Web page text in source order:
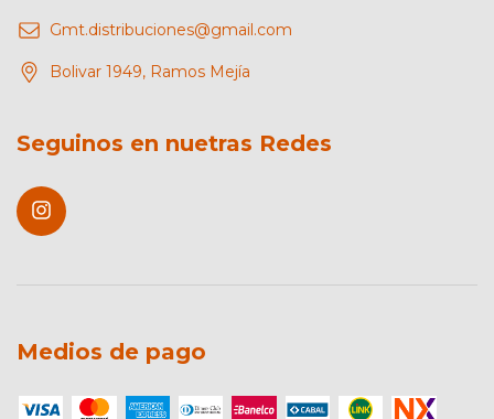
Gmt.distribuciones@gmail.com
Bolivar 1949, Ramos Mejía
Seguinos en nuetras Redes
Medios de pago